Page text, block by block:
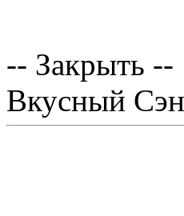
-- Закрыть --
Вкусный